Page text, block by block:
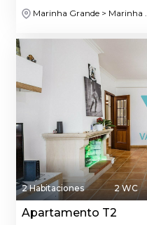
Marinha Grande > Marinha ...
2 Habitaciones 2 WC
Apartamento T2